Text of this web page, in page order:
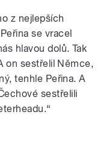
z nejlepších
se vracel
hlavou dolů. Tak
on sestřelil Němce,
tenhle Peřina. A
sestřelili